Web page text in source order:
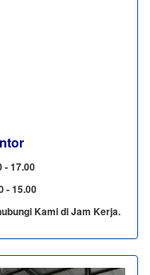
- 17.00
- 15.00
Kami di Jam Kerja.